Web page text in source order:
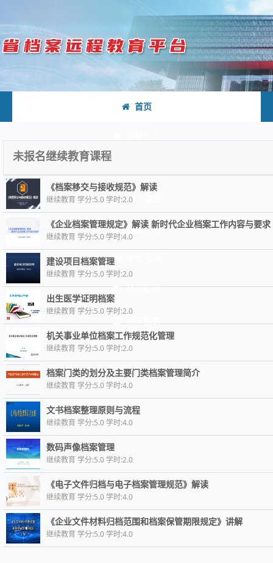
首页
网上课堂
网上考试
验证证书
未报名继续教育课程
《档案移交与接收规范》解读
继续教育 学分:5.0 学时:2.0
《企业档案管理规定》解读 新时代企业档案工作内容与要求
继续教育 学分:5.0 学时:4.0
建设项目档案管理
继续教育 学分:5.0 学时:2.0
出生医学证明档案
继续教育 学分:5.0 学时:2.0
机关事业单位档案工作规范化管理
继续教育 学分:5.0 学时:2.0
档案门类的划分及主要门类档案管理简介
继续教育 学分:5.0 学时:4.0
文书档案整理原则与流程
继续教育 学分:5.0 学时:4.0
数码声像档案管理
继续教育 学分:5.0 学时:2.0
《电子文件归档与电子档案管理规范》解读
继续教育 学分:5.0 学时:4.0
《企业文件材料归档范围和档案保管期限规定》讲解
继续教育 学分:5.0 学时:4.0